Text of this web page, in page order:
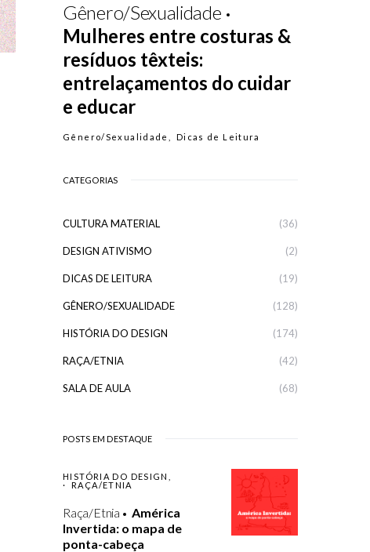
Gênero/Sexualidade
Mulheres entre costuras &
resíduos têxteis:
entrelaçamentos do cuidar
e educar
Gênero/Sexualidade Dicas de Leitura
CATEGORIAS
CULTURA MATERIAL (36)
DESIGN ATIVISMO (2)
DICAS DE LEITURA (19)
GÊNERO/SEXUALIDADE (128)
HISTÓRIA DO DESIGN (174)
RAÇA/ETNIA (42)
SALA DE AULA (68)
POSTS EM DESTAQUE
HISTÓRIA DO DESIGN
RAÇA/ETNIA
Raça/Etnia
América
Invertida: o mapa de
ponta-cabeça